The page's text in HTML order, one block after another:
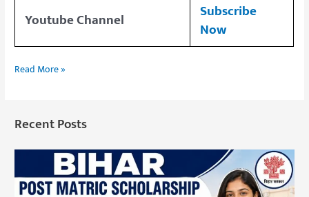
Youtube Channel
Subscribe
Now
Read More »
Recent Posts